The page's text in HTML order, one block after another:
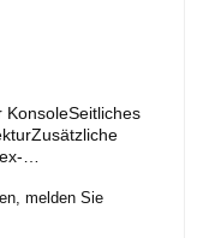
zur schrägen
melden Sie